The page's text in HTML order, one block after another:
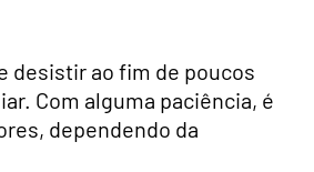
desistir ao fim de poucos
Com alguma paciência, é
dependendo da